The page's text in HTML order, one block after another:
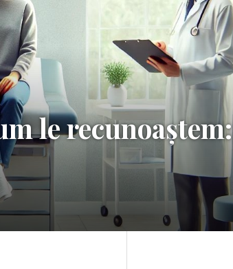
le recunoaștem: